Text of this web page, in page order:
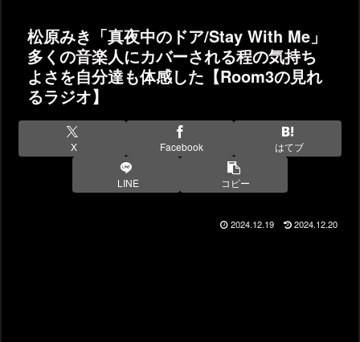
松原みき「真夜中のドア/Stay With Me」
多くの音楽人にカバーされる程の気持ち
よさを自分達も体感した【Room3の見れ
るラジオ】
X Facebook はてブ
LINE コピー
2024.12.19 2024.12.20